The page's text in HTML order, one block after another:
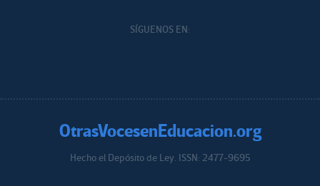
SÍGUENOS EN:
OtrasVocesenEducacion.org
Hecho el Depósito de Ley. ISSN: 2477-9695